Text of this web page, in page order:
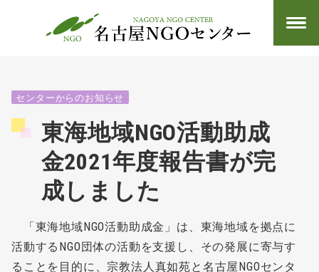
センターからのお知らせ
東海地域NGO活動助成
金2021年度報告書が完
成しました
「東海地域NGO活動助成金」は、東海地域を拠点に
活動するNGO団体の活動を支援し、その発展に寄与す
ることを目的に、宗教法人真如苑と名古屋NGOセンタ